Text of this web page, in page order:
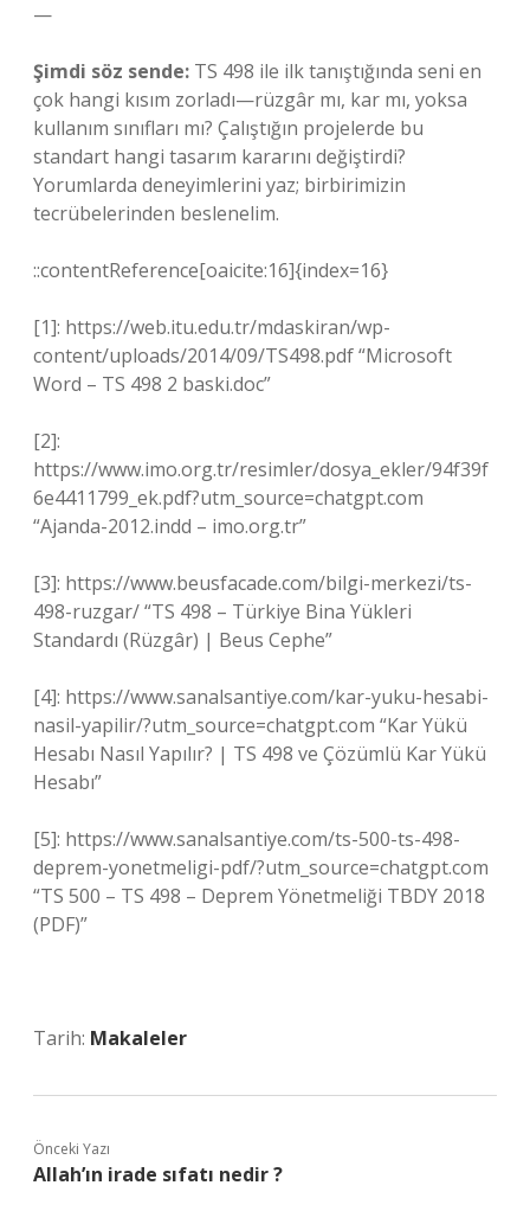
—
Şimdi söz sende: TS 498 ile ilk tanıştığında seni en
çok hangi kısım zorladı—rüzgâr mı, kar mı, yoksa
kullanım sınıfları mı? Çalıştığın projelerde bu
standart hangi tasarım kararını değiştirdi?
Yorumlarda deneyimlerini yaz; birbirimizin
tecrübelerinden beslenelim.
::contentReference[oaicite:16]{index=16}
[1]: https://web.itu.edu.tr/mdaskiran/wp-
content/uploads/2014/09/TS498.pdf “Microsoft
Word – TS 498 2 baski.doc”
[2]:
https://www.imo.org.tr/resimler/dosya_ekler/94f39f
6e4411799_ek.pdf?utm_source=chatgpt.com
“Ajanda-2012.indd – imo.org.tr”
[3]: https://www.beusfacade.com/bilgi-merkezi/ts-
498-ruzgar/ “TS 498 – Türkiye Bina Yükleri
Standardı (Rüzgâr) | Beus Cephe”
[4]: https://www.sanalsantiye.com/kar-yuku-hesabi-
nasil-yapilir/?utm_source=chatgpt.com “Kar Yükü
Hesabı Nasıl Yapılır? | TS 498 ve Çözümlü Kar Yükü
Hesabı”
[5]: https://www.sanalsantiye.com/ts-500-ts-498-
deprem-yonetmeligi-pdf/?utm_source=chatgpt.com
“TS 500 – TS 498 – Deprem Yönetmeliği TBDY 2018
(PDF)”
Tarih: Makaleler
Önceki Yazı
Allah’ın irade sıfatı nedir ?